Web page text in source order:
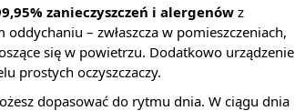
zanieczyszczeń i alergenów z
– zwłaszcza w pomieszczeniach,
się w powietrzu. Dodatkowo urządzenie
prostych oczyszczaczy.
dopasować do rytmu dnia. W ciągu dnia